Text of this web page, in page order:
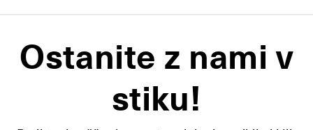
Ostanite z nami v
stiku!